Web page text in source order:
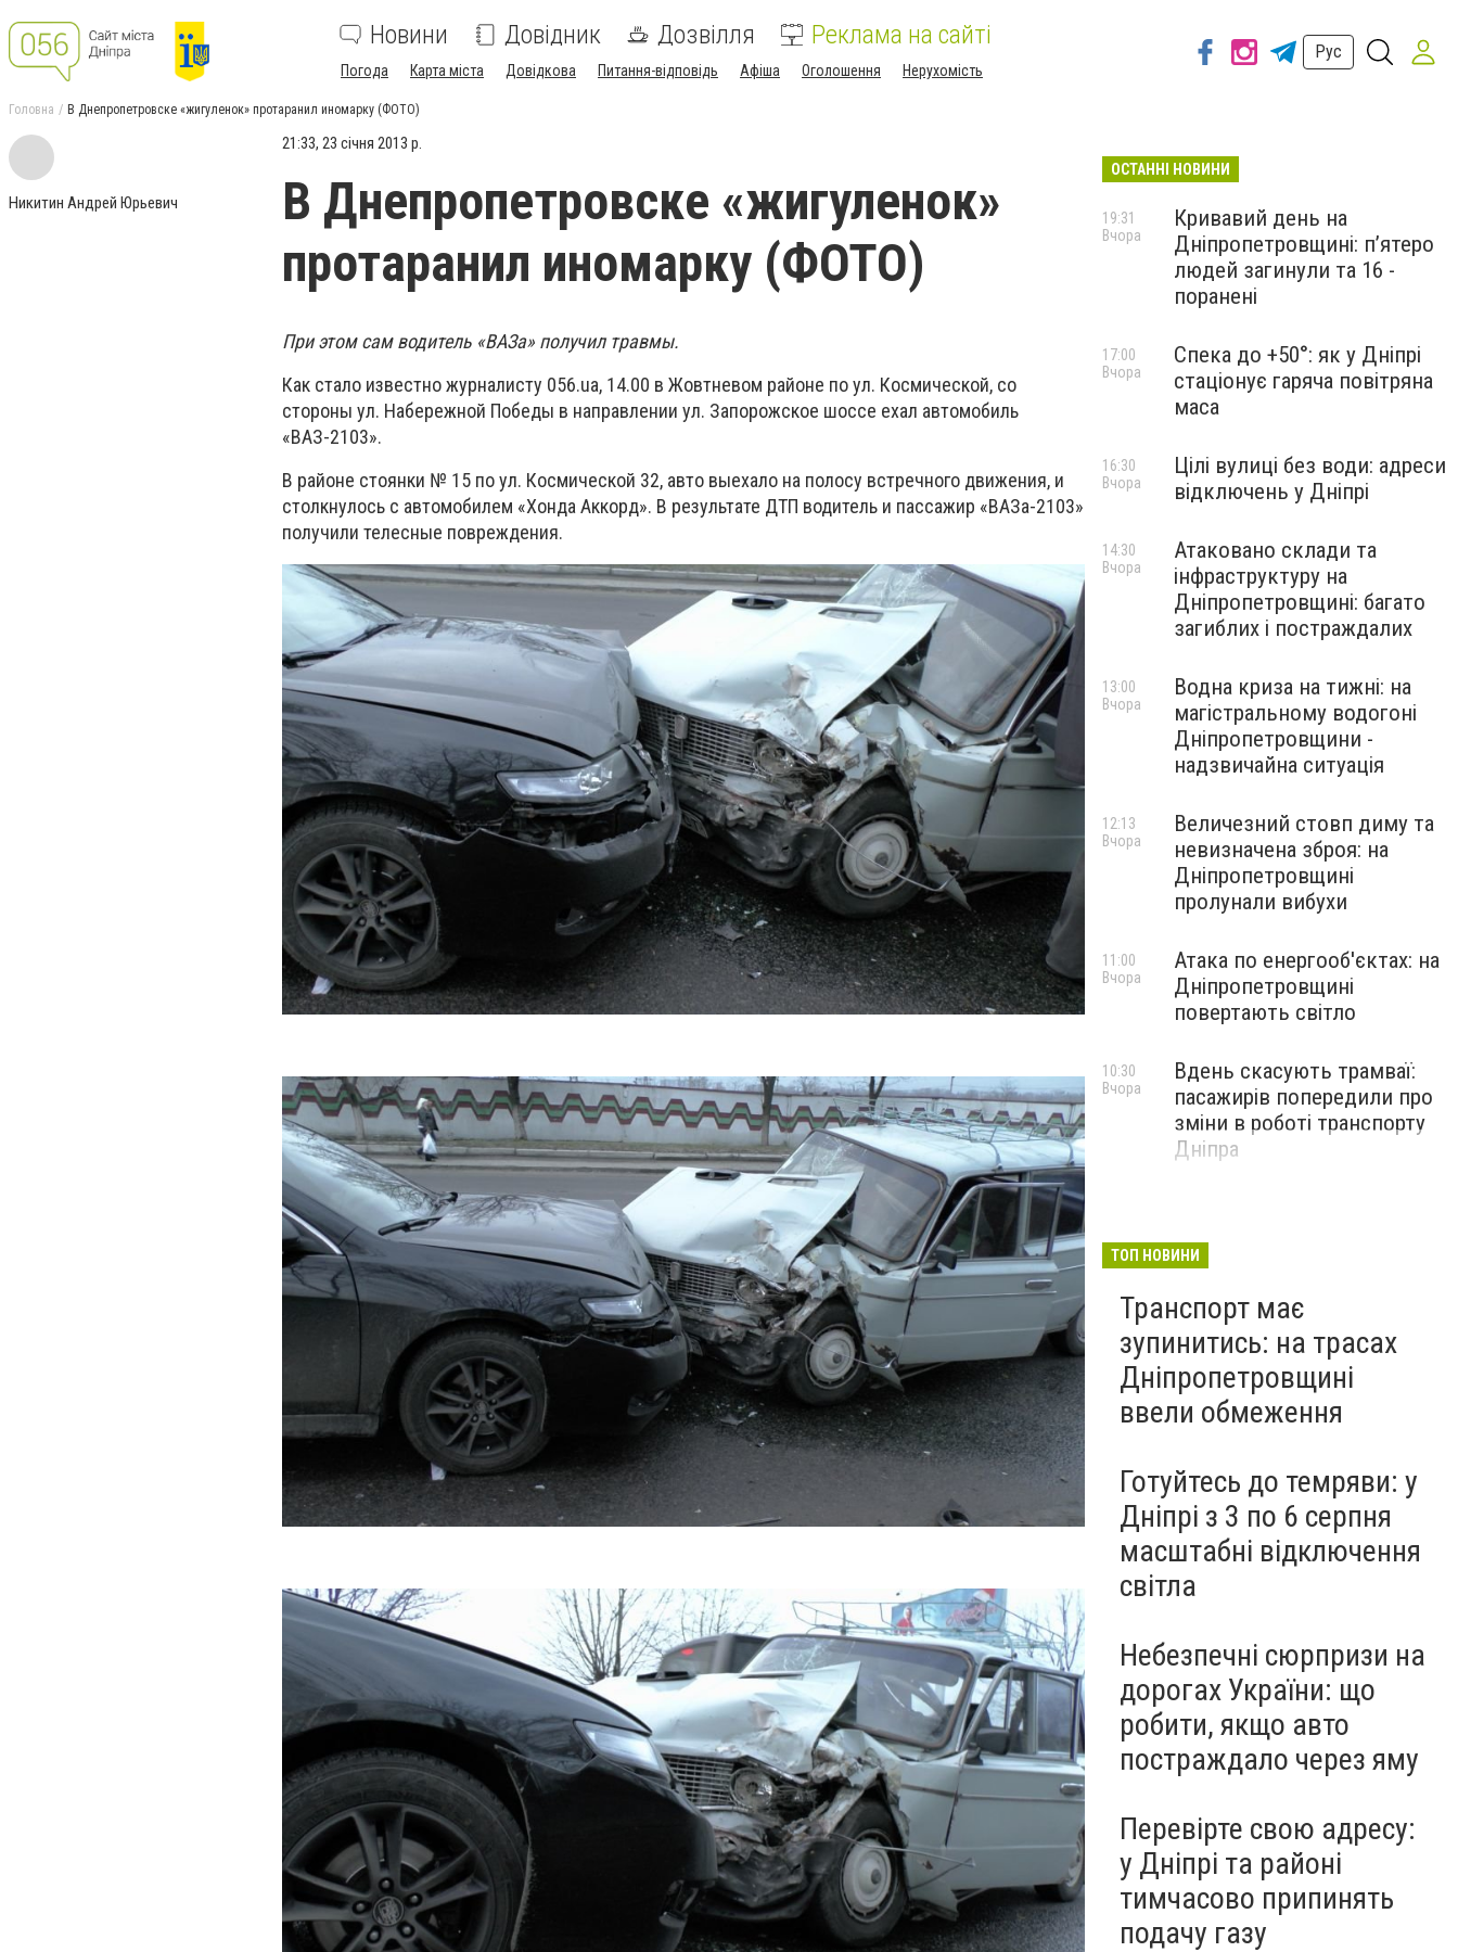
Новини Довідник Дозвілля Реклама на сайті
Погода Карта міста Довідкова Питання-відповідь Афіша Оголошення Нерухомість
Рус
Головна В Днепропетровске «жигуленок» протаранил иномарку (ФОТО)
Никитин Андрей Юрьевич
21:33, 23 січня 2013 р.
В Днепропетровске «жигуленок»
протаранил иномарку (ФОТО)
При этом сам водитель «ВАЗа» получил травмы.
Как стало известно журналисту 056.ua, 14.00 в Жовтневом районе по ул. Космической, со
стороны ул. Набережной Победы в направлении ул. Запорожское шоссе ехал автомобиль
«ВАЗ-2103».
В районе стоянки № 15 по ул. Космической 32, авто выехало на полосу встречного движения, и
столкнулось с автомобилем «Хонда Аккорд». В результате ДТП водитель и пассажир «ВАЗа-2103»
получили телесные повреждения.
ОСТАННІ НОВИНИ
Кривавий день на
Дніпропетровщині: п’ятеро
людей загинули та 16 -
поранені
19:31
Вчора
Спека до +50°: як у Дніпрі
стаціонує гаряча повітряна
маса
17:00
Вчора
Цілі вулиці без води: адреси
відключень у Дніпрі
16:30
Вчора
Атаковано склади та
інфраструктуру на
Дніпропетровщині: багато
загиблих і постраждалих
14:30
Вчора
Водна криза на тижні: на
магістральному водогоні
Дніпропетровщини -
надзвичайна ситуація
13:00
Вчора
Величезний стовп диму та
невизначена зброя: на
Дніпропетровщині
пролунали вибухи
12:13
Вчора
Атака по енергооб'єктах: на
Дніпропетровщині
повертають світло
11:00
Вчора
Вдень скасують трамваї:
пасажирів попередили про
зміни в роботі транспорту
Дніпра
10:30
Вчора
ТОП НОВИНИ
Транспорт має
зупинитись: на трасах
Дніпропетровщині
ввели обмеження
Готуйтесь до темряви: у
Дніпрі з 3 по 6 серпня
масштабні відключення
світла
Небезпечні сюрпризи на
дорогах України: що
робити, якщо авто
постраждало через яму
Перевірте свою адресу:
у Дніпрі та районі
тимчасово припинять
подачу газу